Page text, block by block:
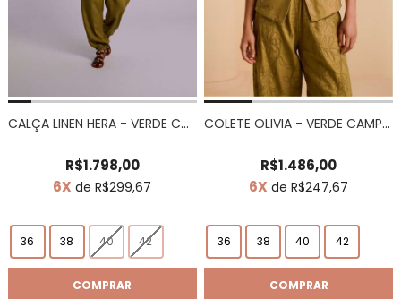
CALÇA LINEN HERA - VERDE CAMPESTRE
R$1.798,00
6X de R$299,67
36 38 40 42
COMPRAR
COLETE OLIVIA - VERDE CAMPESTRE
R$1.486,00
6X de R$247,67
36 38 40 42
COMPRAR